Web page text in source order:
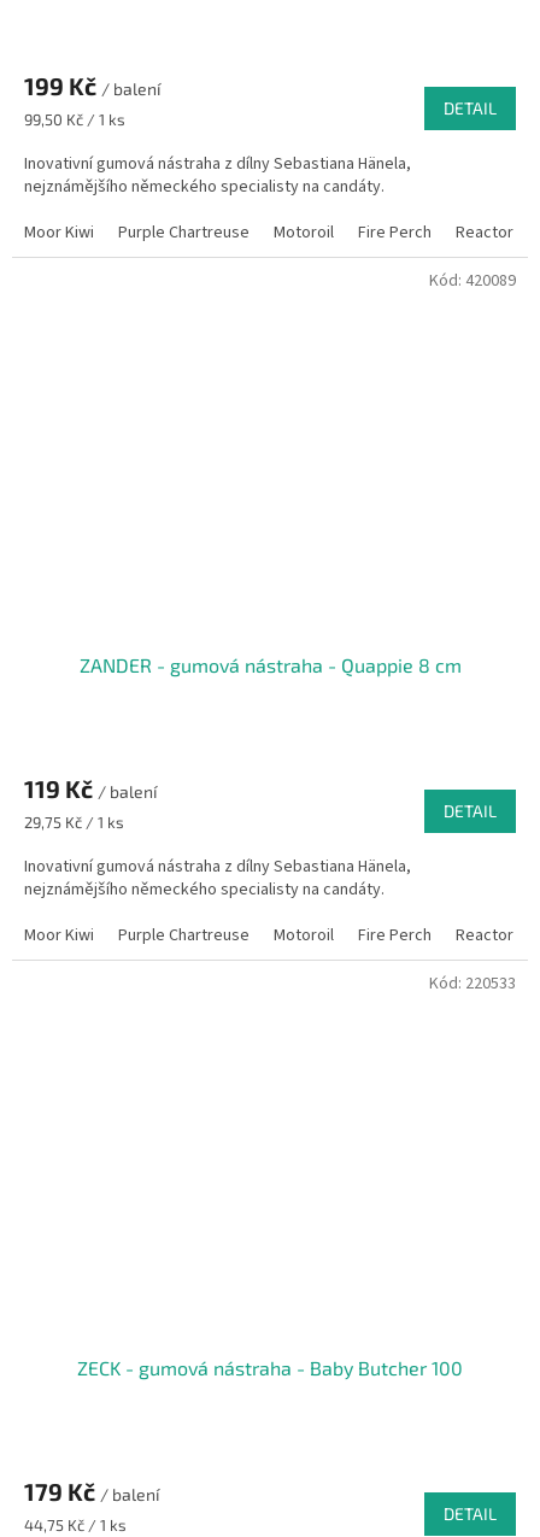
199 Kč / balení
Měrná
99,50 Kč / 1 ks
DETAIL
Inovativní gumová nástraha z dílny Sebastiana Hänela,
nejznámějšího německého specialisty na candáty.
Moor Kiwi
Purple Chartreuse Motoroil Fire Perch Reactor
ZANDER - gumová nástraha - Quappie 8 cm
119 Kč / balení
Měrná
29,75 Kč / 1 ks
DETAIL
Inovativní gumová nástraha z dílny Sebastiana Hänela,
nejznámějšího německého specialisty na candáty.
Moor Kiwi
Purple Chartreuse Motoroil Fire Perch Reactor
Kód: 420089
ZECK - gumová nástraha - Baby Butcher 100
179 Kč / balení
Měrná
44,75 Kč / 1 ks
DETAIL
Kód: 220533